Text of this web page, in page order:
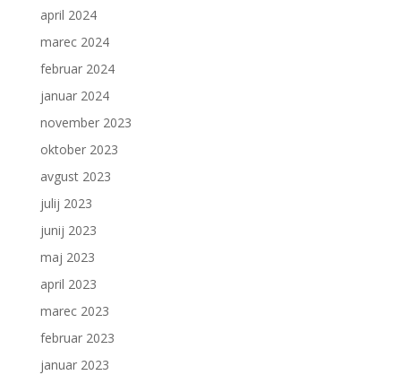
april 2024
marec 2024
februar 2024
januar 2024
november 2023
oktober 2023
avgust 2023
julij 2023
junij 2023
maj 2023
april 2023
marec 2023
februar 2023
januar 2023